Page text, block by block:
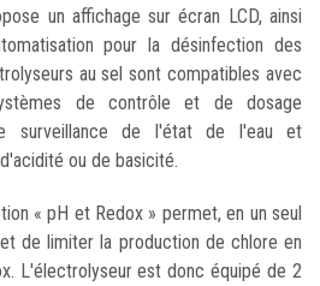
un affichage sur écran LCD, ainsi
pour la désinfection des
au sel sont compatibles avec
de contrôle et de dosage
surveillance de l'état de l'eau et
ou de basicité.
« pH et Redox » permet, en un seul
de limiter la production de chlore en
L'électrolyseur est donc équipé de 2